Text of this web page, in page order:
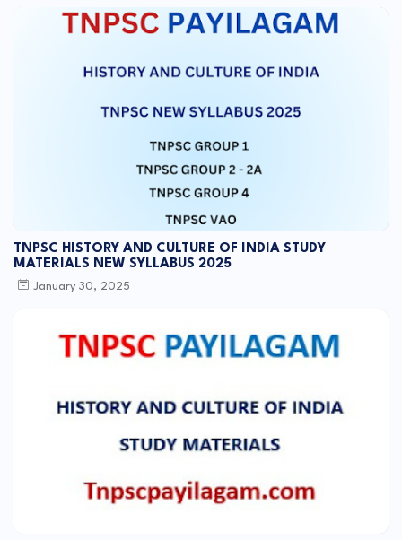
TNPSC HISTORY AND CULTURE OF INDIA STUDY
MATERIALS NEW SYLLABUS 2025
January 30, 2025